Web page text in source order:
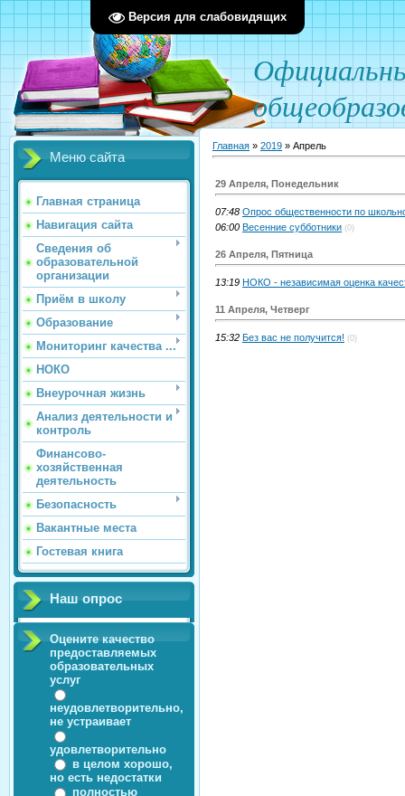
Версия для слабовидящих
Официал
Меню сайта
Главная страница
Навигация сайта
Сведения об
образовательной
организации
Приём в школу
Образование
Мониторинг качества ...
НОКО
Внеурочная жизнь
Анализ деятельности и
контроль
Финансово-
хозяйственная
деятельность
Безопасность
Вакантные места
Гостевая книга
Наш опрос
Оцените качество
предоставляемых
образовательных
услуг
неудовлетворительно,
не устраивает
удовлетворительно
в целом хорошо,
но есть недостатки
полностью
Главная » 2019 » Апрель
29 Апреля, Понедельник
07:48 Опрос общественности по
06:00 Весенние субботники (0)
26 Апреля, Пятница
13:19 НОКО - независимая оценка
11 Апреля, Четверг
15:32 Без вас не получится! (0)